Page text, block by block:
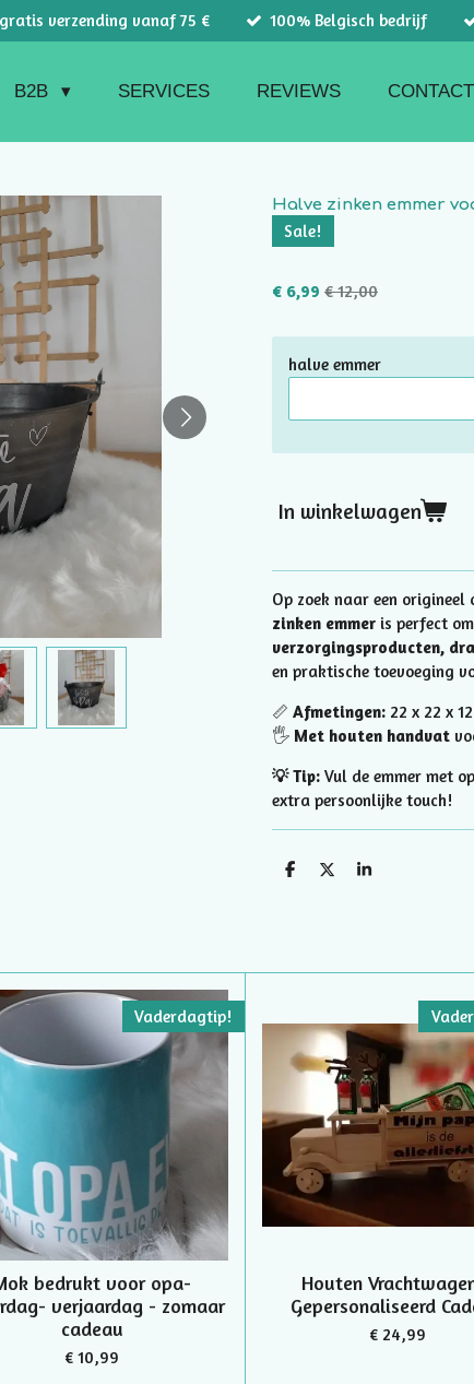
gratis verzending vanaf 75 € 100% Belgisch bedrijf
B2B SERVICES REVIEWS CONTACT
Halve zinken emmer
Sale!
€ 6,99 € 12,00
halve emmer
In winkelwagen
Op zoek naar een origineel
zinken emmer is perfect
verzorgingsproducten,
en praktische toevoeging
📏 Afmetingen: 22 x 22 x
🖐️ Met houten handvat
💡 Tip: Vul de emmer met
extra persoonlijke touch!
D
D
S
Vaderdagtip!
bedrukt voor opa-
verjaardag - zomaar
cadeau
€ 10,99
Houten
Gepersonaliseerd
€ 24,99